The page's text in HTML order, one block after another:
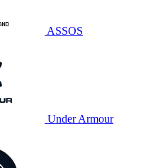
ASSOS
Under Armour